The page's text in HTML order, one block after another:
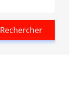
Rechercher